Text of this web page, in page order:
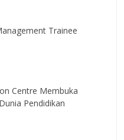
Trainee
Centre Membuka
Pendidikan